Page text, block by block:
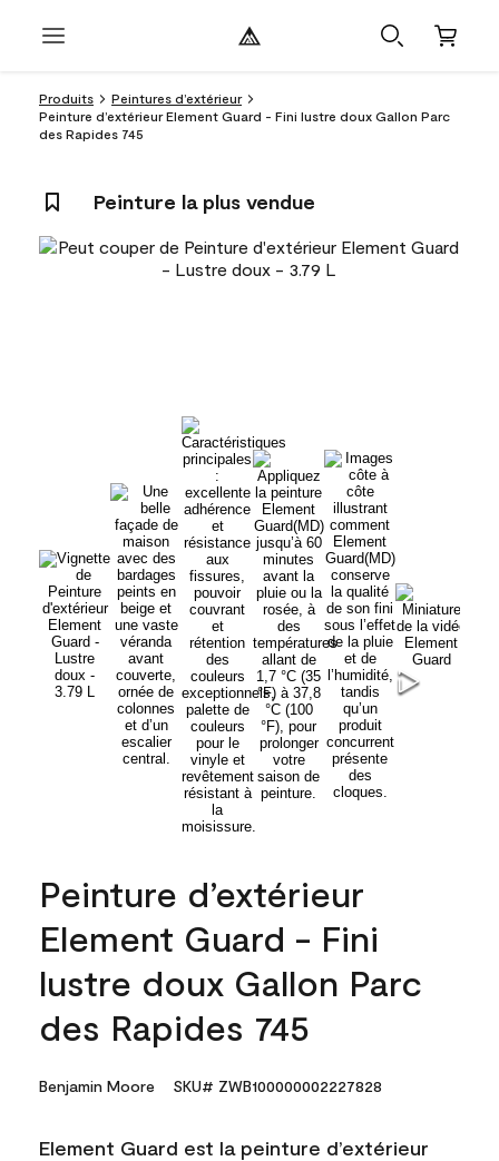
Produits
Peintures d’extérieur
Peinture d’extérieur Element Guard - Fini lustre doux Gallon Parc
des Rapides 745
Peinture la plus vendue
Peinture d’extérieur
Element Guard - Fini
lustre doux Gallon Parc
des Rapides 745
Benjamin Moore SKU# ZWB100000002227828
Element Guard est la peinture d’extérieur